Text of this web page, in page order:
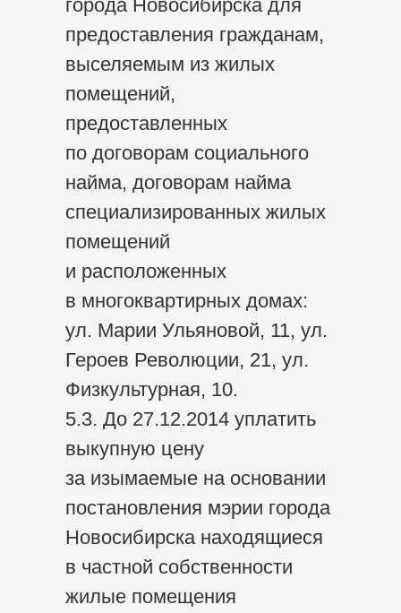
города Новосибирска для
предоставления гражданам,
выселяемым из жилых
помещений,
предоставленных
по договорам социального
найма, договорам найма
специализированных жилых
помещений
и расположенных
в многоквартирных домах:
ул. Марии Ульяновой, 11, ул.
Героев Революции, 21, ул.
Физкультурная, 10.
5.3. До 27.12.2014 уплатить
выкупную цену
за изымаемые на основании
постановления мэрии города
Новосибирска находящиеся
в частной собственности
жилые помещения